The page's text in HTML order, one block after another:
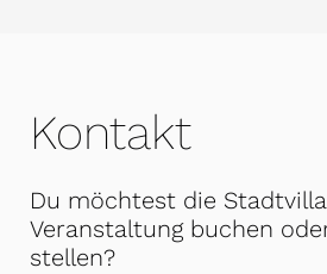
Kontakt
Du möchtest die
Veranstaltung buchen
stellen?